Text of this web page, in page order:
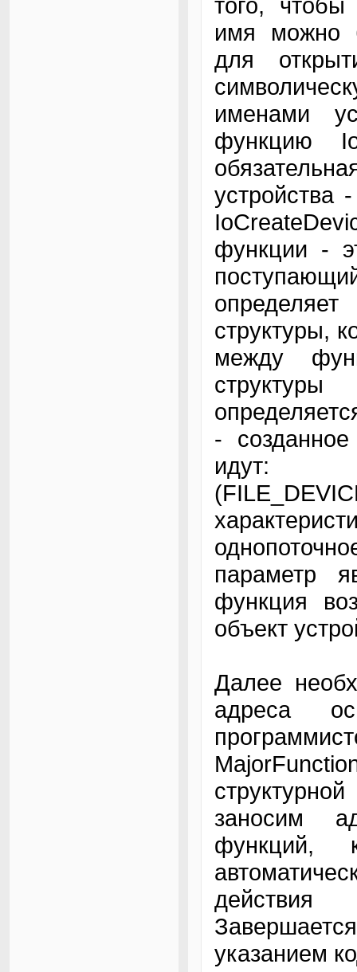
имя можно
для
именами
функцию
устройства
функции -
структуры,
между
-
идут:
параметр
функция
объект
Далее
адреса
заносим
функций,
действия
указанием